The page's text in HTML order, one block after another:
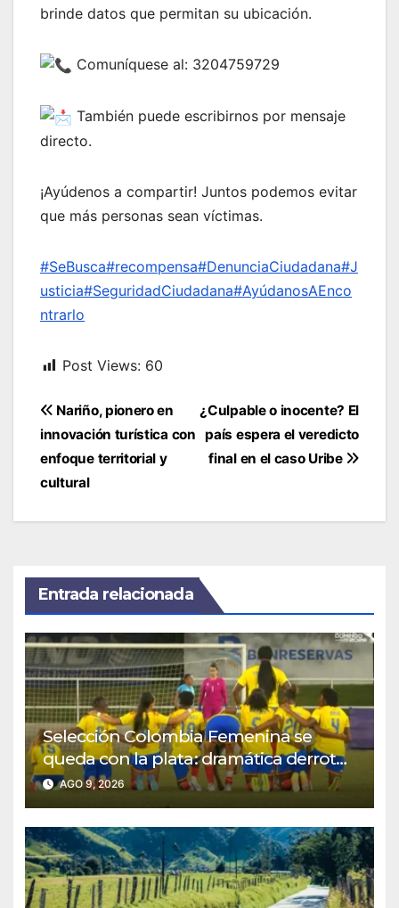
brinde datos que permitan su ubicación.
Comuníquese al: 3204759729
También puede escribirnos por mensaje
directo.
¡Ayúdenos a compartir! Juntos podemos evitar
que más personas sean víctimas.
#SeBusca#recompensa#DenunciaCiudadana#J
usticia#SeguridadCiudadana#AyúdanosAEnco
ntrarlo
Post Views: 60
Navegación
de
entradas
¿Culpable o inocente? El
país espera el veredicto
final en el caso Uribe
Nariño, pionero en
innovación turística con
enfoque territorial y
cultural
Entrada relacionada
Selección Colombia Femenina se
queda con la plata: dramática derrota
ante México en los Juegos
Centroamericanos y del Caribe
AGO 9, 2026